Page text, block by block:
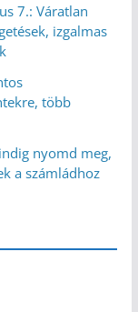
7.: Váratlan
izgalmas
több
nyomd meg,
a számládhoz